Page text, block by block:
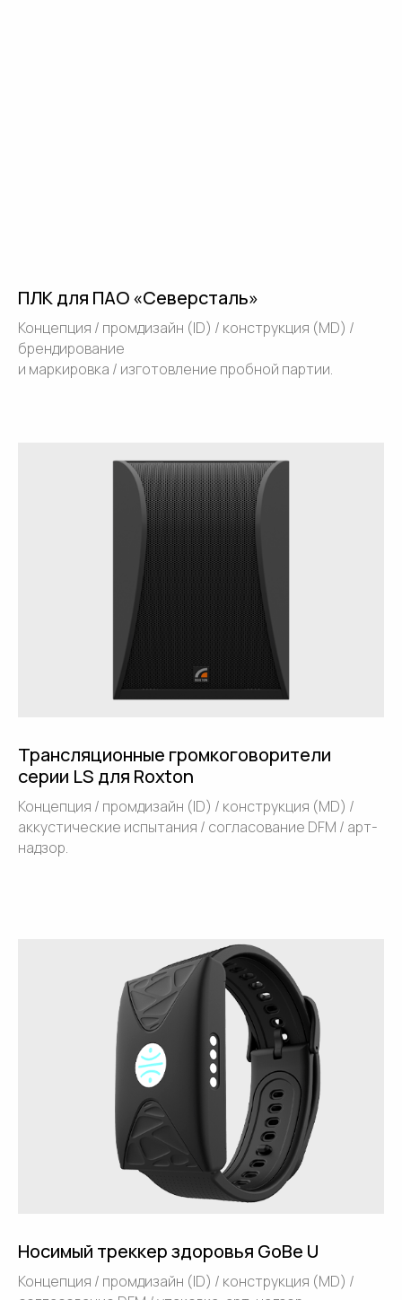
ПЛК для ПАО «Северсталь»
Концепция / промдизайн (ID) / конструкция (MD) /
брендирование
и маркировка / изготовление пробной партии.
Трансляционные громкоговорители
серии LS для Roxton
Концепция / промдизайн (ID) / конструкция (MD) /
аккустические испытания / согласование DFM / арт-
надзор.
Носимый треккер здоровья GoBe U
Концепция / промдизайн (ID) / конструкция (MD) /
о своей задаче
— поможем
с решением